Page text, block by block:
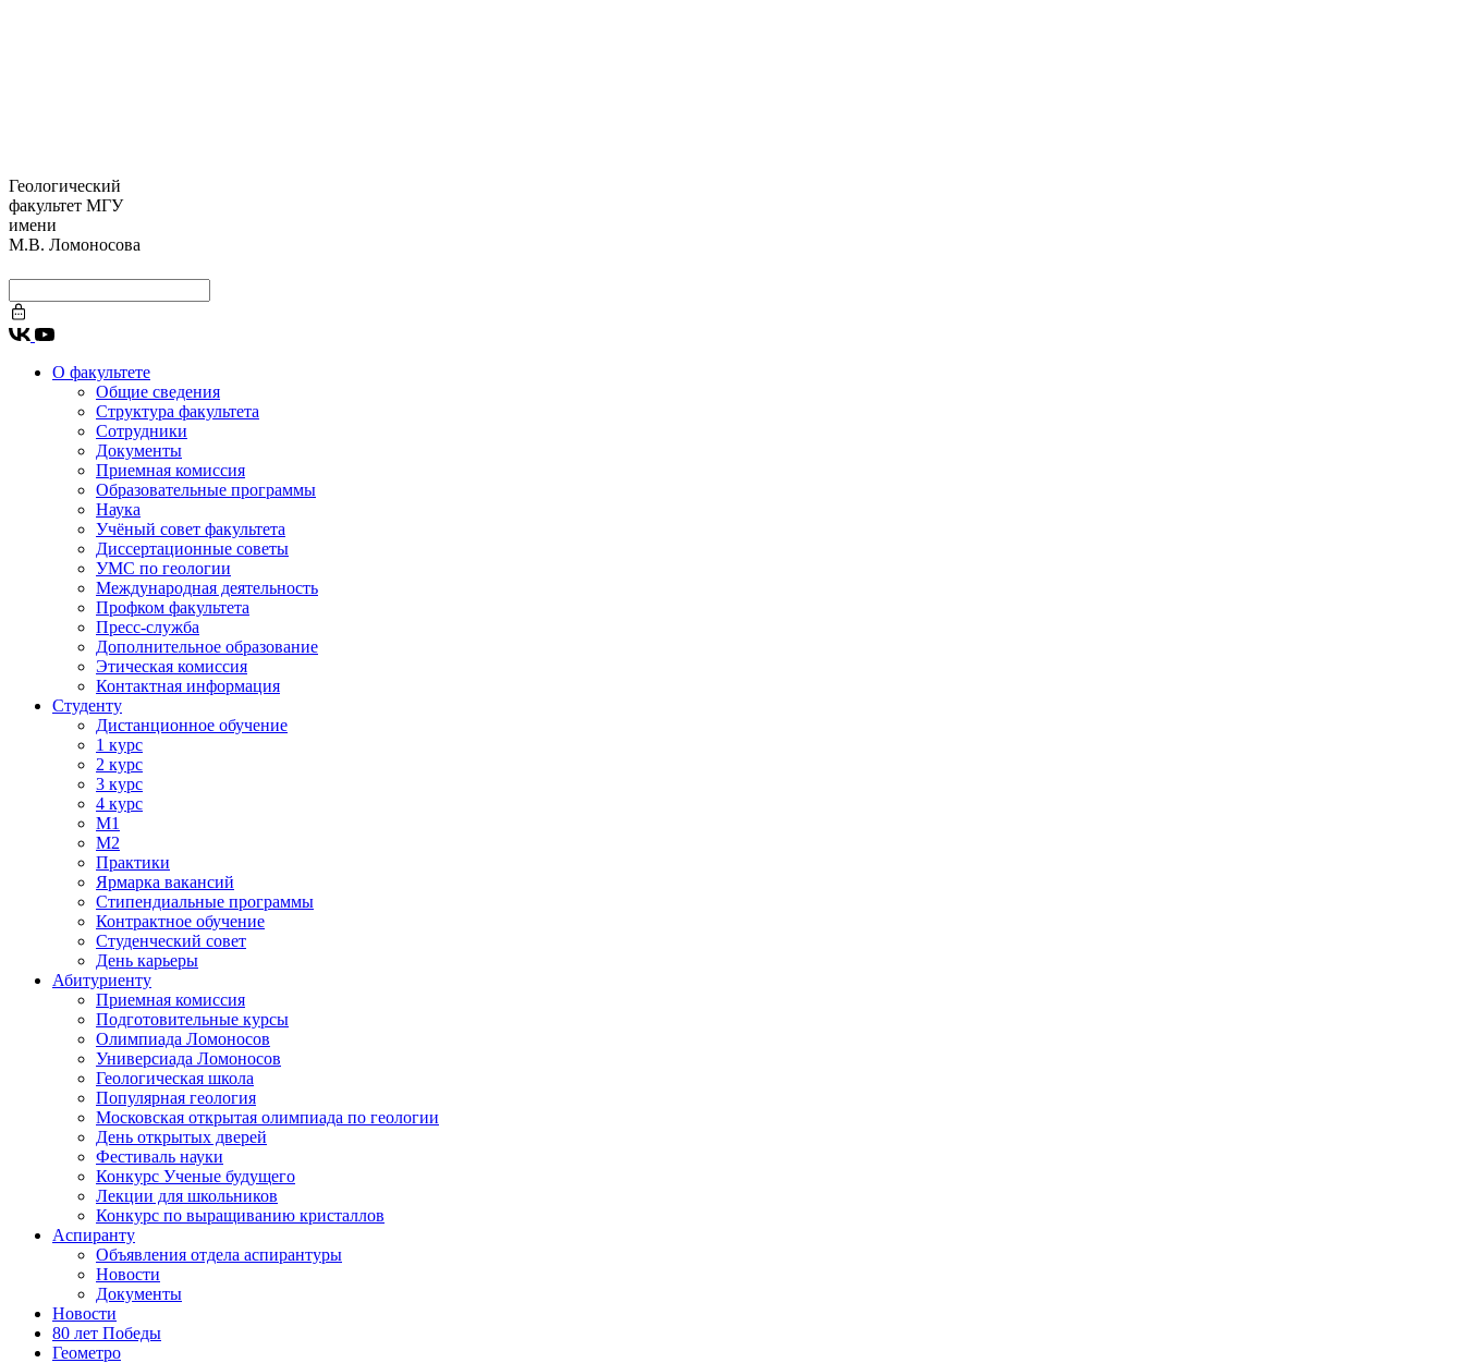
Геологический
факультет МГУ
имени
М.В. Ломоносова
О факультете
Общие сведения
Структура факультета
Сотрудники
Документы
Приемная комиссия
Образовательные программы
Наука
Учёный совет факультета
Диссертационные советы
УМС по геологии
Международная деятельность
Профком факультета
Пресс-служба
Дополнительное образование
Этическая комиссия
Контактная информация
Студенту
Дистанционное обучение
1 курс
2 курс
3 курс
4 курс
М1
М2
Практики
Ярмарка вакансий
Стипендиальные программы
Контрактное обучение
Студенческий совет
День карьеры
Абитуриенту
Приемная комиссия
Подготовительные курсы
Олимпиада Ломоносов
Универсиада Ломоносов
Геологическая школа
Популярная геология
Московская открытая олимпиада по геологии
День открытых дверей
Фестиваль науки
Конкурс Ученые будущего
Лекции для школьников
Конкурс по выращиванию кристаллов
Аспиранту
Объявления отдела аспирантуры
Новости
Документы
Новости
80 лет Победы
Геометро